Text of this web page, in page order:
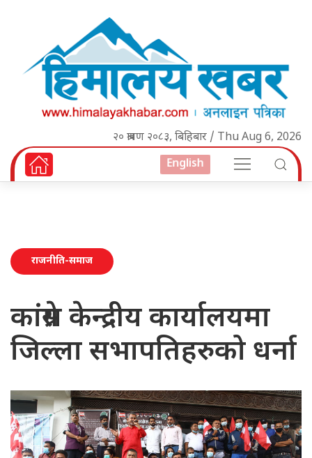
२० श्रावण २०८३, बिहिबार / Thu Aug 6, 2026
English
राजनीति-समाज
कांग्रेस केन्द्रीय कार्यालयमा
जिल्ला सभापतिहरुको धर्ना